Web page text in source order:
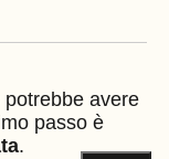
avere
passo è
.